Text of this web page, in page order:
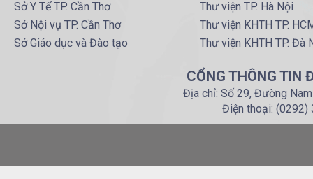
Sở Y Tế TP. Cần Thơ
Sở Nội vụ TP. Cần Thơ
Sở Giáo dục và Đào tạo
Thư viện TP. Hà Nội
Thư viện KHTH TP.
Thư viện KHTH TP. Đà
CỔNG THÔNG TIN
Địa chỉ: Số 29, Đường
Điện thoại: (0292)